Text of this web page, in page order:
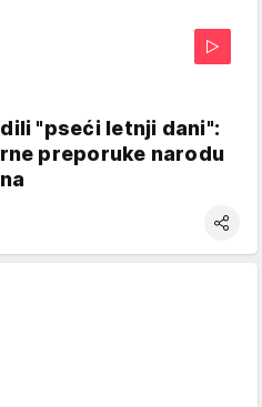
"pseći letnji dani":
preporuke narodu